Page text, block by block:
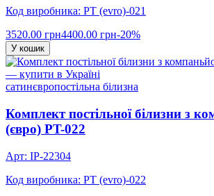
Код виробника: PT (evro)-021
3520.00 грн4400.00 грн-20%
У кошик
сатинєвропостільна білизна
Комплект постільної білизни з
(євро) PT-022
Арт: IP-22304
Код виробника: PT (evro)-022